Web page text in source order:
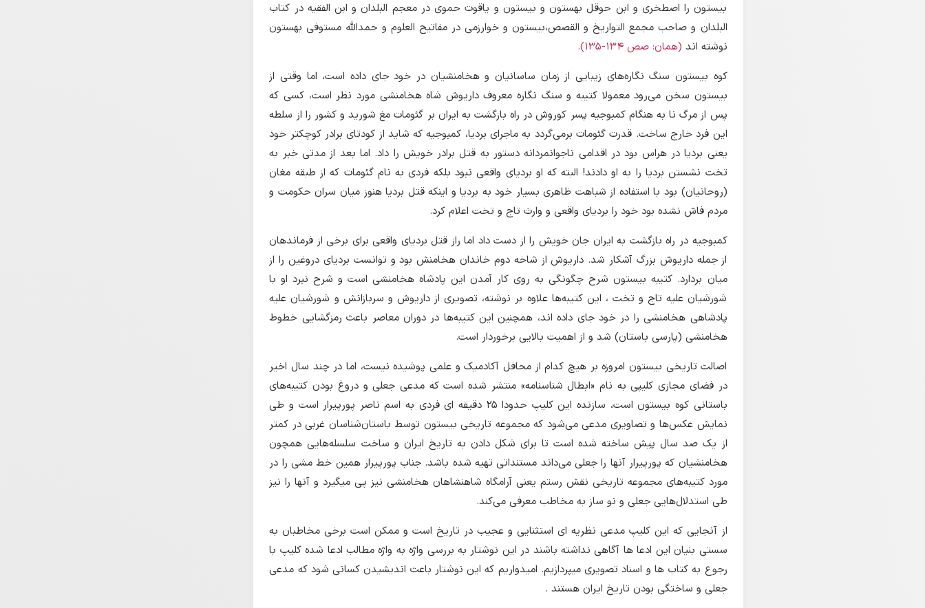
بیستون را اصطخری و ابن حوقل بهستون و بیستون و یاقوت حموی در معجم البلدان و ابن الفقیه در کتاب
البلدان و صاحب مجمع التواریخ و القصص،بیستون و خوارزمی در مفاتیح العلوم و حمدالله مستوفی بهستون
نوشته اند (همان: صص 134-135).
کوه بیستون سنگ نگاره‌های زیبایی از زمان ساسانیان و هخامنشیان در خود جای داده است، اما وقتی از
بیستون سخن می‌رود معمولا کتیبه و سنگ نگاره معروف داریوش شاه هخامنشی مورد نظر است، کسی که
پس از مرگ نا به هنگام کمبوجیه پسر کوروش در راه بازگشت به ایران بر گئومات مغ شورید و کشور را از سلطه
این فرد خارج ساخت. قدرت گئومات برمی‌گردد به ماجرای بردیا، کمبوجیه که شاید از کودتای برادر کوچکتر خود
یعنی بردیا در هراس بود در اقدامی ناجوانمردانه دستور به قتل برادر خویش را داد. اما بعد از مدتی خبر به
تخت نشستن بردیا را به او دادند! البته که او بردیای واقعی نبود بلکه فردی به نام گئومات که از طبقه مغان
(روحانیان) بود با استفاده از شباهت ظاهری بسیار خود به بردیا و اینکه قتل بردیا هنوز میان سران حکومت و
مردم فاش نشده بود خود را بردیای واقعی و وارث تاج و تخت اعلام کرد.
کمبوجیه در راه بازگشت به ایران جان خویش را از دست داد اما راز قتل بردیای واقعی برای برخی از فرماندهان
از جمله داریوش بزرگ آشکار شد. داریوش از شاخه دوم خاندان هخامنش بود و توانست بردیای دروغین را از
میان بردارد. کتیبه بیستون شرح چگونگی به روی کار آمدن این پادشاه هخامنشی است و شرح نبرد او با
شورشیان علیه تاج و تخت ، این کتیبه‌ها علاوه بر نوشته، تصویری از داریوش و سربازانش و شورشیان علیه
پادشاهی هخامنشی را در خود جای داده اند، همچنین این کتیبه‌ها در دوران معاصر باعث رمزگشایی خطوط
هخامنشی (پارسی باستان) شد و از اهمیت بالایی برخوردار است.
اصالت تاریخی بیستون امروزه بر هیچ کدام از محافل آکادمیک و علمی پوشیده نیست، اما در چند سال اخیر
در فضای مجازی کلیپی به نام «ابطال شناسنامه» منتشر شده است که مدعی جعلی و دروغ بودن کتیبه‌های
باستانی کوه بیستون است، سازنده این کلیپ حدودا 25 دقیقه ای فردی به اسم ناصر پورپیرار است و طی
نمایش عکس‌ها و تصاویری مدعی می‌شود که مجموعه تاریخی بیستون توسط باستان‌شناسان غربی در کمتر
از یک صد سال پیش ساخته شده است تا برای شکل دادن به تاریخ ایران و ساخت سلسله‌هایی همچون
هخامنشیان که پورپیرار آنها را جعلی می‌داند مستنداتی تهیه شده باشد. جناب پورپیرار همین خط مشی را در
مورد کتیبه‌های مجموعه تاریخی نقش رستم یعنی آرامگاه شاهنشاهان هخامنشی نیز پی میگیرد و آنها را نیز
طی استدلال‌هایی جعلی و نو ساز به مخاطب معرفی می‌کند.
از آنجایی که این کلیپ مدعی نظریه ای استثنایی و عجیب در تاریخ است و ممکن است برخی مخاطبان به
سستی بنیان این ادعا ها آگاهی نداشته باشند در این نوشتار به بررسی واژه به واژه مطالب ادعا شده کلیپ با
رجوع به کتاب ها و اسناد تصویری میپردازیم. امیدواریم که این نوشتار باعث اندیشیدن کسانی شود که مدعی
جعلی و ساختگی بودن تاریخ ایران هستند .